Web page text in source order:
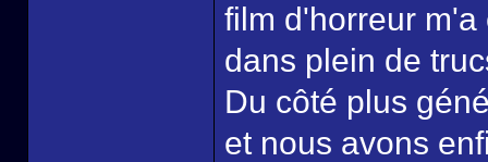
film d'horreur
dans plein de
Du côté plus
et nous avons